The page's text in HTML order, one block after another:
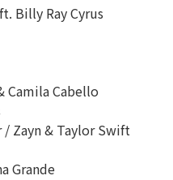
Billy Ray Cyrus
Camila Cabello
/ Zayn & Taylor Swift
Grande